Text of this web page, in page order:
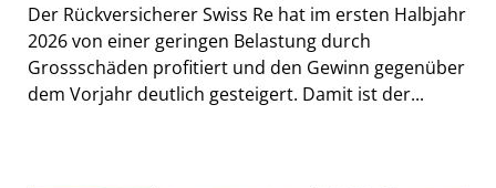
Der Rückversicherer Swiss Re hat im ersten Halbjahr
2026 von einer geringen Belastung durch
Grossschäden profitiert und den Gewinn gegenüber
dem Vorjahr deutlich gesteigert. Damit ist der...